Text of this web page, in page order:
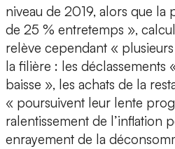
niveau de 2019, alors que la
de 25 % entretemps »,
relève cependant «
la filière : les déclassements
baisse », les achats de la
« poursuivent leur lente
ralentissement de l’inflation
enrayement de la